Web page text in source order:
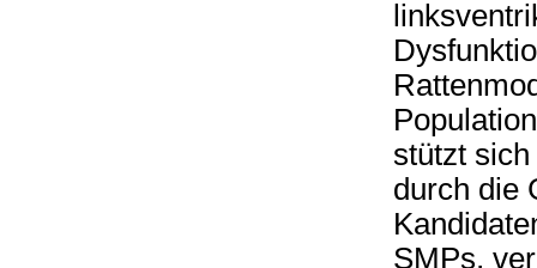
stützt
durch die
SMPs,